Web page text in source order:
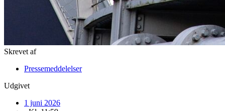
Skrevet af
Pressemeddelelser
Udgivet
1 juni 2026